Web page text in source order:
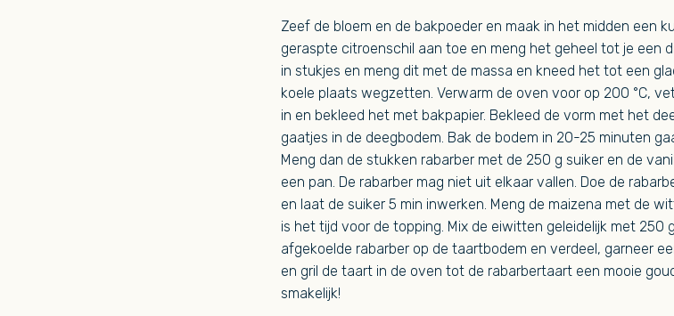
Zeef de bloem en de bakpoeder en maak in het midden een
geraspte citroenschil aan toe en meng het geheel tot je een
in stukjes en meng dit met de massa en kneed het tot een
koele plaats wegzetten. Verwarm de oven voor op 200 °C,
in en bekleed het met bakpapier. Bekleed de vorm met het
gaatjes in de deegbodem. Bak de bodem in 20-25 minuten
Meng dan de stukken rabarber met de 250 g suiker en de
een pan. De rabarber mag niet uit elkaar vallen. Doe de
en laat de suiker 5 min inwerken. Meng de maizena met de
is het tijd voor de topping. Mix de eiwitten geleidelijk met 250
afgekoelde rabarber op de taartbodem en verdeel, garneer
en gril de taart in de oven tot de rabarbertaart een mooie
smakelijk!